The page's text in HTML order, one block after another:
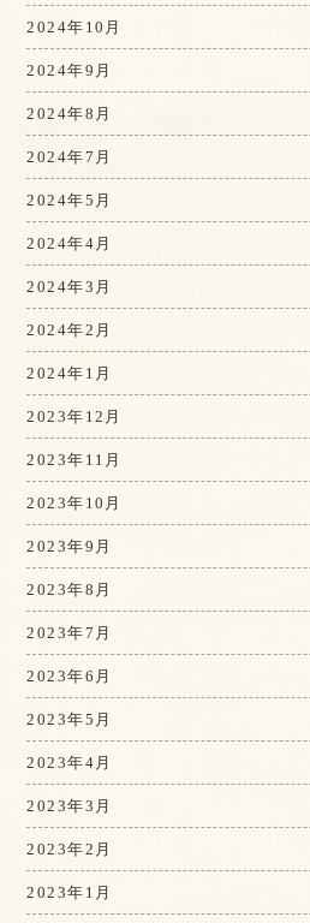
2024年10月
2024年9月
2024年8月
2024年7月
2024年5月
2024年4月
2024年3月
2024年2月
2024年1月
2023年12月
2023年11月
2023年10月
2023年9月
2023年8月
2023年7月
2023年6月
2023年5月
2023年4月
2023年3月
2023年2月
2023年1月